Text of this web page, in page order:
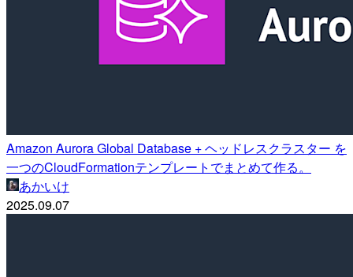
Amazon Aurora Global Database + ヘッドレスクラスター を
一つのCloudFormationテンプレートでまとめて作る。
あかいけ
2025.09.07